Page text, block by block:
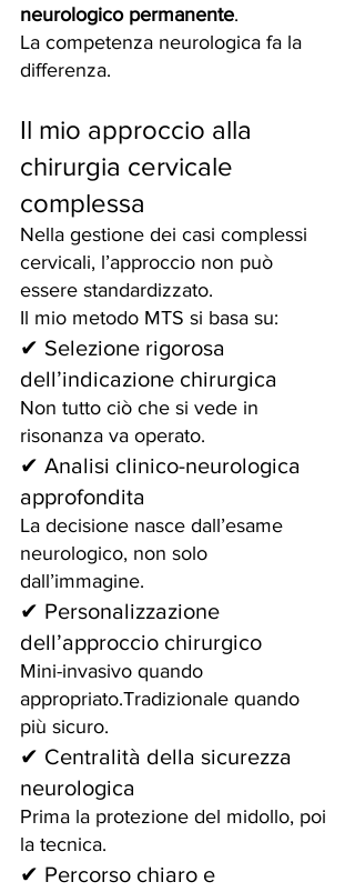
neurologico permanente.
La competenza neurologica fa la
differenza.
Il mio approccio alla
chirurgia cervicale
complessa
Nella gestione dei casi complessi
cervicali, l’approccio non può
essere standardizzato.
Il mio metodo MTS si basa su:
✔ Selezione rigorosa
dell’indicazione chirurgica
Non tutto ciò che si vede in
risonanza va operato.
✔ Analisi clinico-neurologica
approfondita
La decisione nasce dall’esame
neurologico, non solo
dall’immagine.
✔ Personalizzazione
dell’approccio chirurgico
Mini-invasivo quando
appropriato.Tradizionale quando
più sicuro.
✔ Centralità della sicurezza
neurologica
Prima la protezione del midollo, poi
la tecnica.
✔ Percorso chiaro e